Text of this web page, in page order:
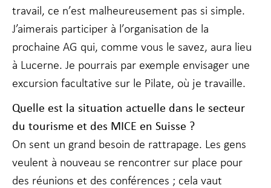
travail, ce n’est malheureusement pas si simple.
J’aimerais participer à l’organisation de la
prochaine AG qui, comme vous le savez, aura lieu
à Lucerne. Je pourrais par exemple envisager une
excursion facultative sur le Pilate, où je travaille.
Quelle est la situation actuelle dans le secteur
du tourisme et des MICE en Suisse ?
On sent un grand besoin de rattrapage. Les gens
veulent à nouveau se rencontrer sur place pour
des réunions et des conférences ; cela vaut